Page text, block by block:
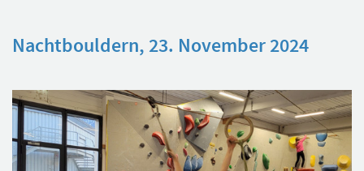
Nachtbouldern, 23. November 2024